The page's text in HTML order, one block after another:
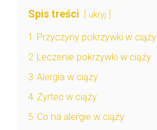
Spis treści ukryj
1 Przyczyny pokrzywki w ciąży
2 Leczenie pokrzywki w ciąży
3 Alergia w ciąży
4 Zyrtec w ciąży
5 Co na alergie w ciąży